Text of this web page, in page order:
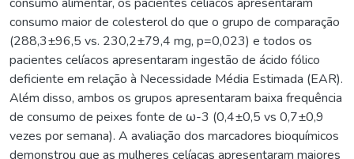
consumo maior de colesterol do que o grupo de comparação
(288,3±96,5 vs. 230,2±79,4 mg, p=0,023) e todos os
pacientes celíacos apresentaram ingestão de ácido fólico
deficiente em relação à Necessidade Média Estimada (EAR).
Além disso, ambos os grupos apresentaram baixa frequência
de consumo de peixes fonte de ω-3 (0,4±0,5 vs 0,7±0,9
vezes por semana). A avaliação dos marcadores bioquímicos
demonstrou que as mulheres celíacas apresentaram maiores